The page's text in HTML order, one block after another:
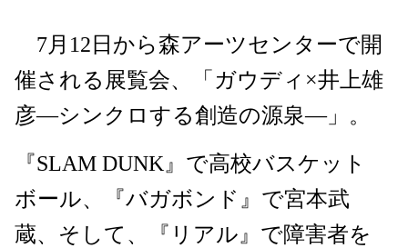
7月12日から森アーツセンターで開
催される展覧会、「ガウディ×井上雄
彦―シンクロする創造の源泉―」。
『SLAM DUNK』で高校バスケット
ボール、『バガボンド』で宮本武
蔵、そして、『リアル』で障害者を